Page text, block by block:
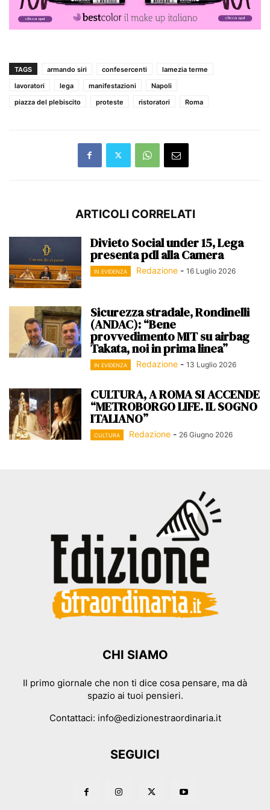
TAGS armando siri confesercenti
lamezia terme
lavoratori
lega manifestazioni
Napoli
piazza del plebiscito
proteste ristoratori Roma
ARTICOLI CORRELATI
Divieto Social under 15, Lega
presenta pdl alla Camera
IN EVIDENZA Redazione - 16 Luglio 2026
Sicurezza stradale, Rondinelli
(ANDAC): “Bene
provvedimento MIT su airbag
Takata, noi in prima linea”
IN EVIDENZA Redazione - 13 Luglio 2026
CULTURA, A ROMA SI ACCENDE
“METROBORGO LIFE. IL SOGNO
ITALIANO”
CULTURA Redazione - 26 Giugno 2026
CHI SIAMO
Il primo giornale che non ti dice cosa pensare, ma dà
spazio ai tuoi pensieri.
Contattaci: info@edizionestraordinaria.it
SEGUICI